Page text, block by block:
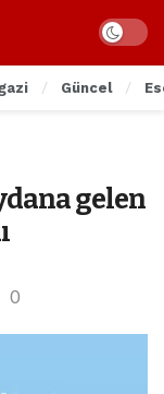
Güncel
gelen
0